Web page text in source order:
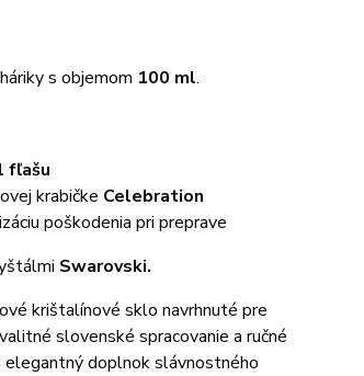
s objemom 100 ml.
fľašu
krabičke Celebration
poškodenia pri preprave
Swarovski.
krištalínové sklo navrhnuté pre
slovenské spracovanie a ručné
elegantný doplnok slávnostného